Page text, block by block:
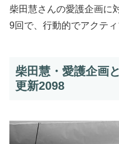
柴田慧さんの愛護企画に
9回で、行動的でアクティ
柴田慧・愛護企画
更新2098